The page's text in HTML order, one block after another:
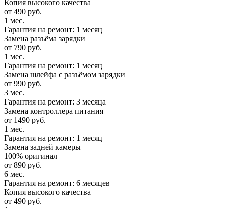
Копия высокого качества
от 490 руб.
1 мес.
Гарантия на ремонт: 1 месяц
Замена разъёма зарядки
от 790 руб.
1 мес.
Гарантия на ремонт: 1 месяц
Замена шлейфа с разъёмом зарядки
от 990 руб.
3 мес.
Гарантия на ремонт: 3 месяца
Замена контроллера питания
от 1490 руб.
1 мес.
Гарантия на ремонт: 1 месяц
Замена задней камеры
100% оригинал
от 890 руб.
6 мес.
Гарантия на ремонт: 6 месяцев
Копия высокого качества
от 490 руб.